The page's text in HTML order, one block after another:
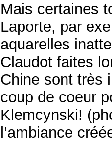
Mais certaines
Laporte, par
aquarelles
Claudot faites
Chine sont très
coup de coeur
Klemcynski!
l’ambiance